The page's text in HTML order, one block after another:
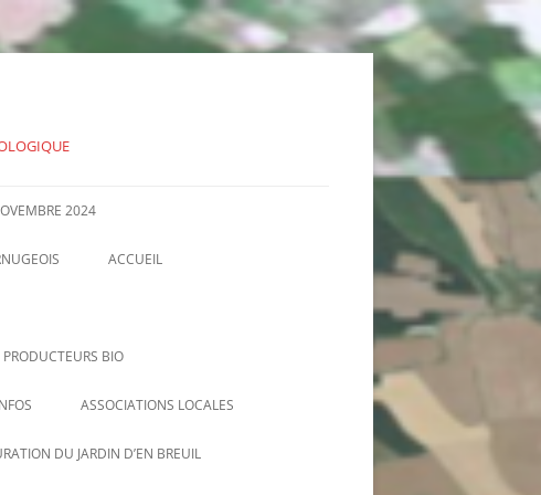
2024
ACCUEIL
BIO
ASSOCIATIONS LOCALES
AMAP DE NIZEREL
DU JARDIN D’EN BREUIL